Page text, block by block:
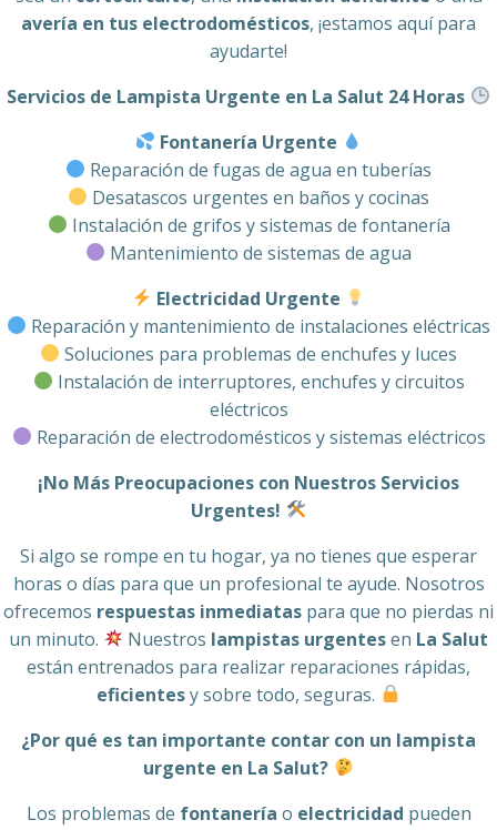
avería en tus electrodomésticos, ¡estamos aquí para
ayudarte!
Servicios de Lampista Urgente en La Salut 24 Horas
Fontanería Urgente
Reparación de fugas de agua en tuberías
Desatascos urgentes en baños y cocinas
Instalación de grifos y sistemas de fontanería
Mantenimiento de sistemas de agua
Electricidad Urgente
Reparación y mantenimiento de instalaciones eléctricas
Soluciones para problemas de enchufes y luces
Instalación de interruptores, enchufes y circuitos
eléctricos
Reparación de electrodomésticos y sistemas eléctricos
¡No Más Preocupaciones con Nuestros Servicios
Urgentes!
Si algo se rompe en tu hogar, ya no tienes que esperar
horas o días para que un profesional te ayude. Nosotros
ofrecemos respuestas inmediatas para que no pierdas ni
un minuto.
Nuestros lampistas urgentesen La Salut
están entrenados para realizar reparaciones rápidas,
eficientesy sobre todo, seguras.
¿Por qué es tan importante contar con un lampista
urgente en La Salut?
Los problemas de fontanería o electricidad pueden